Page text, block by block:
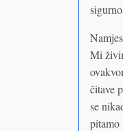
Mi
čitave
se
pitamo